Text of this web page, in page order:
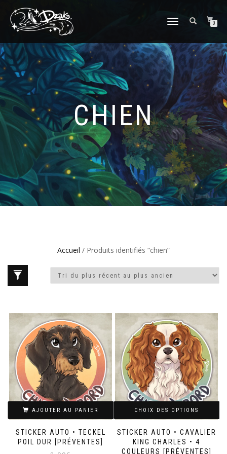
DÉPLIER/REPLIER
0
CHIEN
Accueil / Produits identifiés “chien”
STICKER AUTO • TECKEL
POIL DUR [PRÉVENTES]
AJOUTER AU PANIER
STICKER AUTO • CAVALIER
KING CHARLES • 4
COULEURS [PRÉVENTES]
CHOIX DES OPTIONS